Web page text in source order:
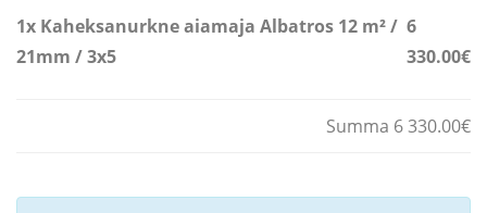
1x Kaheksanurkne aiamaja Albatros 12 m² /
21mm / 3x5
6
330.00€
Summa 6 330.00€